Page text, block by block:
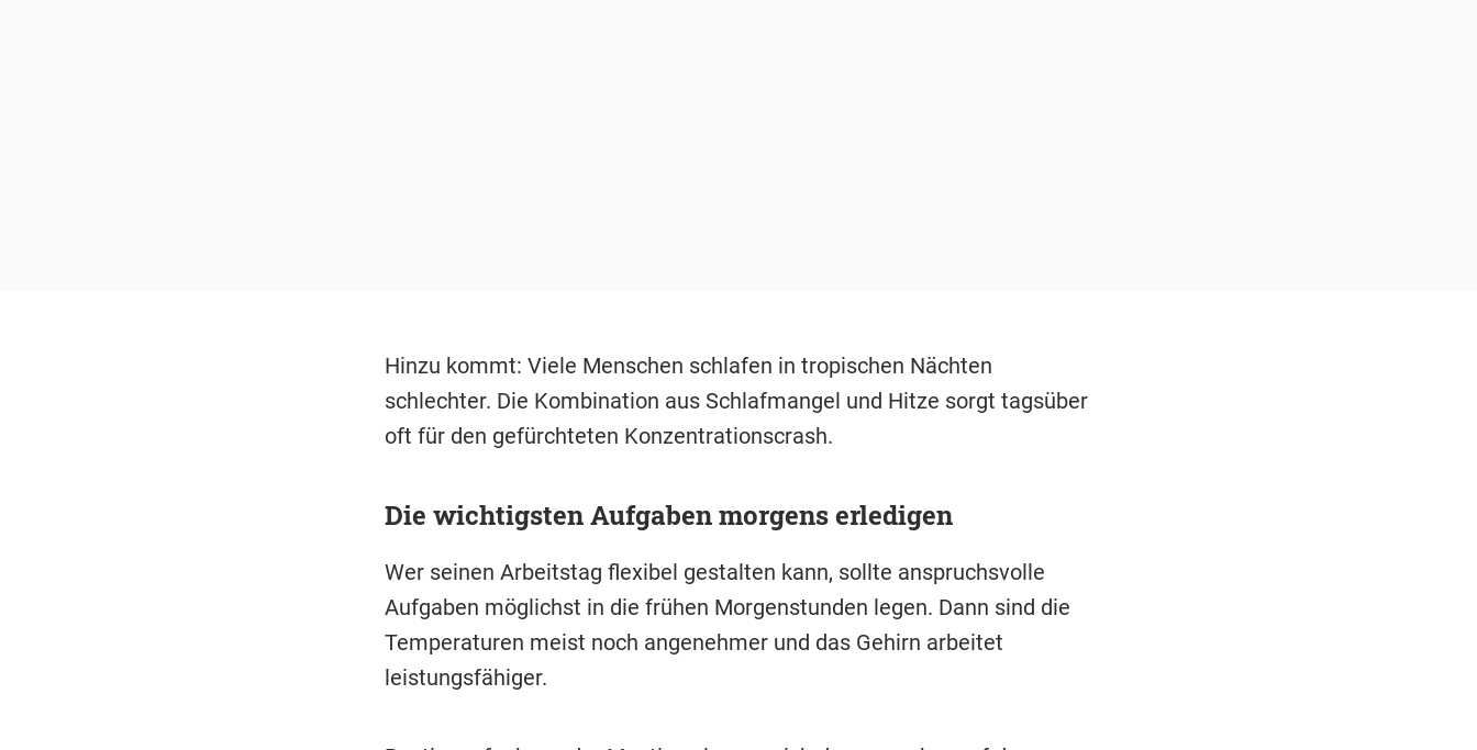
Hinzu kommt: Viele Menschen schlafen in tropischen Nächten
schlechter. Die Kombination aus Schlafmangel und Hitze sorgt tagsüber
oft für den gefürchteten Konzentrationscrash.
Die wichtigsten Aufgaben morgens erledigen
Wer seinen Arbeitstag flexibel gestalten kann, sollte anspruchsvolle
Aufgaben möglichst in die frühen Morgenstunden legen. Dann sind die
Temperaturen meist noch angenehmer und das Gehirn arbeitet
leistungsfähiger.